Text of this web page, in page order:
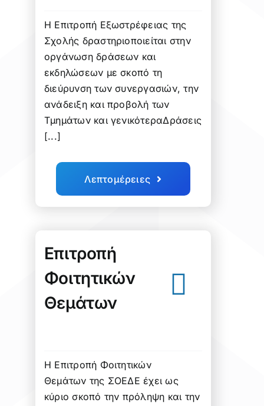
Η Επιτροπή Εξωστρέφειας της
Σχολής δραστηριοποιείται στην
οργάνωση δράσεων και
εκδηλώσεων με σκοπό τη
διεύρυνση των συνεργασιών, την
ανάδειξη και προβολή των
Τμημάτων και γενικότεραΔράσεις
[...]
Λεπτομέρειες
Επιτροπή
Φοιτητικών
Θεμάτων
Η Επιτροπή Φοιτητικών
Θεμάτων της ΣΟΕΔΕ έχει ως
κύριο σκοπό την πρόληψη και την